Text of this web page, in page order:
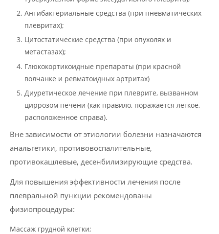
Антибактериальные средства (при пневматических
плевритах);
Цитостатические средства (при опухолях и
метастазах);
Глюкокортикоидные препараты (при красной
волчанке и ревматоидных артритах)
Диуретическое лечение при плеврите, вызванном
циррозом печени (как правило, поражается легкое,
расположенное справа).
Вне зависимости от этиологии болезни назначаются
анальгетики, противовоспалительные,
противокашлевые, десенбилизирующие средства.
Для повышения эффективности лечения после
плевральной пункции рекомендованы
физиопроцедуры:
Массаж грудной клетки;